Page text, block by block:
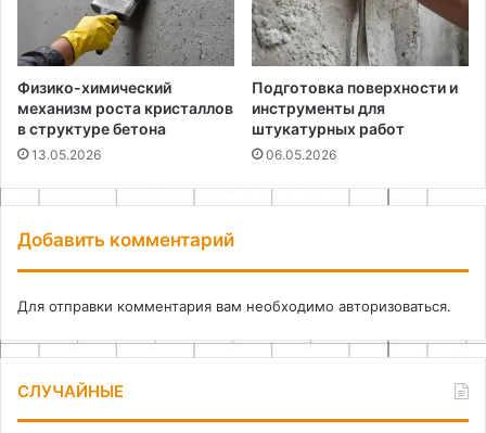
Физико-химический
механизм роста кристаллов
в структуре бетона
13.05.2026
Подготовка поверхности и
инструменты для
штукатурных работ
06.05.2026
Добавить комментарий
Для отправки комментария вам необходимо авторизоваться.
СЛУЧАЙНЫЕ